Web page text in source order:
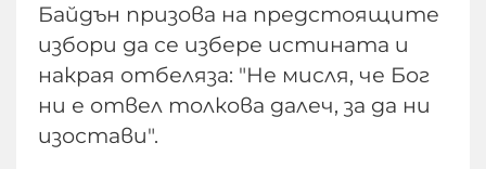
Байдън призова на предстоящите
избори да се избере истината и
накрая отбеляза: "Не мисля, че Бог
ни е отвел толкова далеч, за да ни
изостави".